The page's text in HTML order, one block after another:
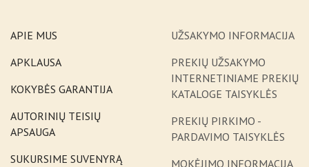
APIE MUS
APKLAUSA
KOKYBĖS GARANTIJA
AUTORINIŲ TEISIŲ
APSAUGA
SUKURSIME SUVENYRĄ
UŽSAKYMO INFORMACIJA
PREKIŲ UŽSAKYMO
INTERNETINIAME PREKIŲ
KATALOGE TAISYKLĖS
PREKIŲ PIRKIMO -
PARDAVIMO TAISYKLĖS
MOKĖJIMO INFORMACIJA